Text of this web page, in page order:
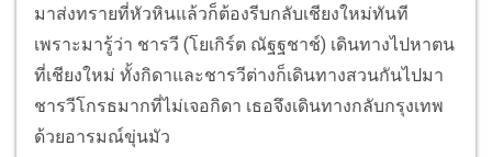
มาส่งทรายที่หัวหินแล้วก็ต้องรีบกลับเชียงใหม่ทันที
เพราะมารู้ว่า ชารวี (โยเกิร์ต ณัฐฐชาช์) เดินทางไปหาตน
ที่เชียงใหม่ ทั้งกิดาและชารวีต่างก็เดินทางสวนกันไปมา
ชารวีโกรธมากที่ไม่เจอกิดา เธอจึงเดินทางกลับกรุงเทพ
ด้วยอารมณ์ขุ่นมัว